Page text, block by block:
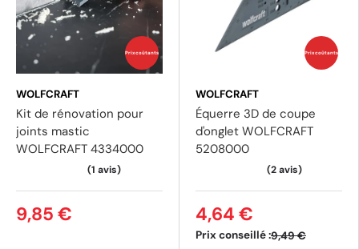
Prix coûtants
WOLFCRAFT
Kit de rénovation pour
joints mastic
WOLFCRAFT 4334000
9,85 €
Prix coûtants
WOLFCRAFT
Équerre 3D de coupe
d'onglet WOLFCRAFT
5208000
Prix conseillé :9,49 €
4,64 €